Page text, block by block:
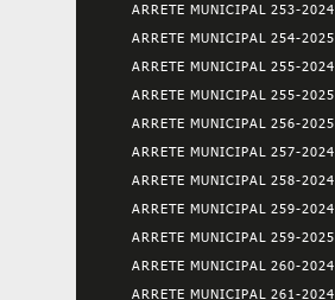
ARRETE MUNICIPAL 253-2024
ARRETE MUNICIPAL 254-2025
ARRETE MUNICIPAL 255-2024
ARRETE MUNICIPAL 255-2025
ARRETE MUNICIPAL 256-2025
ARRETE MUNICIPAL 257-2024
ARRETE MUNICIPAL 258-2024
ARRETE MUNICIPAL 259-2024
ARRETE MUNICIPAL 259-2025
ARRETE MUNICIPAL 260-2024
ARRETE MUNICIPAL 261-2024